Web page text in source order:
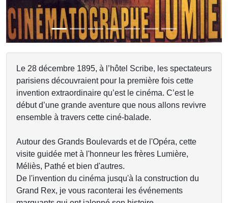
Le 28 décembre 1895, à l’hôtel Scribe, les spectateurs
parisiens découvraient pour la première fois cette
invention extraordinaire qu’est le cinéma. C’est le
début d’une grande aventure que nous allons revivre
ensemble à travers cette ciné-balade.
Autour des Grands Boulevards et de l'Opéra, cette
visite guidée met à l'honneur les frères Lumière,
Méliès, Pathé et bien d'autres.
De l'invention du cinéma jusqu'à la construction du
Grand Rex, je vous raconterai les événements